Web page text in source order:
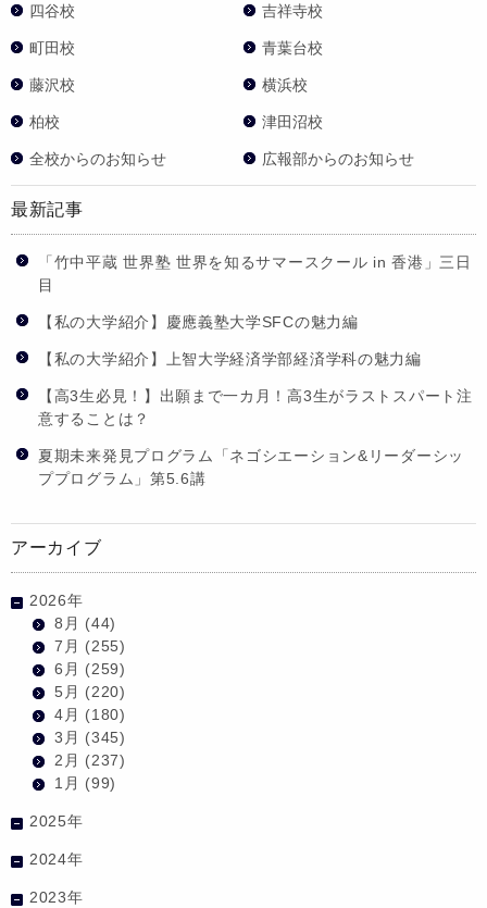
四谷校 吉祥寺校
町田校 青葉台校
藤沢校 横浜校
柏校 津田沼校
全校からのお知らせ 広報部からのお知らせ
最新記事
「竹中平蔵 世界塾 世界を知るサマースクール in 香港」三日
目
【私の大学紹介】慶應義塾大学SFCの魅力編
【私の大学紹介】上智大学経済学部経済学科の魅力編
【高3生必見！】出願まで一カ月！高3生がラストスパート注
意することは？
夏期未来発見プログラム「ネゴシエーション&リーダーシッ
ププログラム」第5.6講
アーカイブ
2026年
8月 (44)
7月 (255)
6月 (259)
5月 (220)
4月 (180)
3月 (345)
2月 (237)
1月 (99)
2025年
2024年
2023年